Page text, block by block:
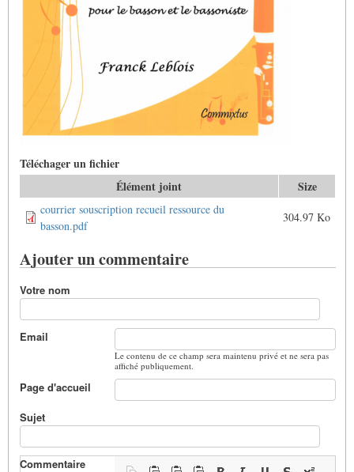
Téléchager un fichier
Élément joint
Size
courrier souscription recueil ressource du
basson.pdf
304.97 Ko
Ajouter un commentaire
Votre nom
Email
Le contenu de ce champ sera maintenu privé et ne sera pas
affiché publiquement.
Page d'accueil
Sujet
Commentaire